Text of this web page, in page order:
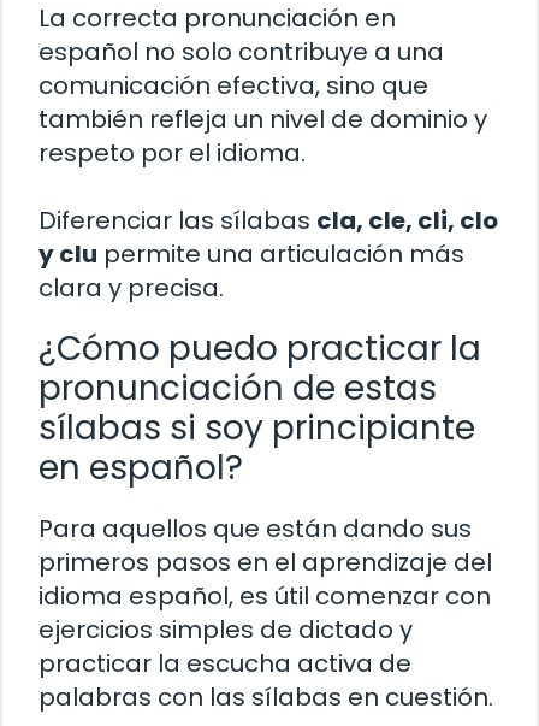
La correcta pronunciación en
español no solo contribuye a una
comunicación efectiva, sino que
también refleja un nivel de dominio y
respeto por el idioma.
Diferenciar las sílabas cla, cle, cli, clo
y clu permite una articulación más
clara y precisa.
¿Cómo puedo practicar la
pronunciación de estas
sílabas si soy principiante
en español?
Para aquellos que están dando sus
primeros pasos en el aprendizaje del
idioma español, es útil comenzar con
ejercicios simples de dictado y
practicar la escucha activa de
palabras con las sílabas en cuestión.